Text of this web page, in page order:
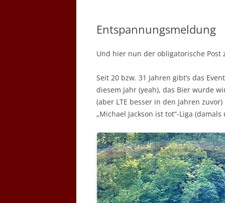
Entspannungsmeldung
Und hier nun der obligatorische Post
Seit 20 bzw. 31 Jahren gibt’s das
diesem Jahr (yeah), das Bier wurde
(aber LTE besser in den Jahren
„Michael Jackson ist tot“-Liga